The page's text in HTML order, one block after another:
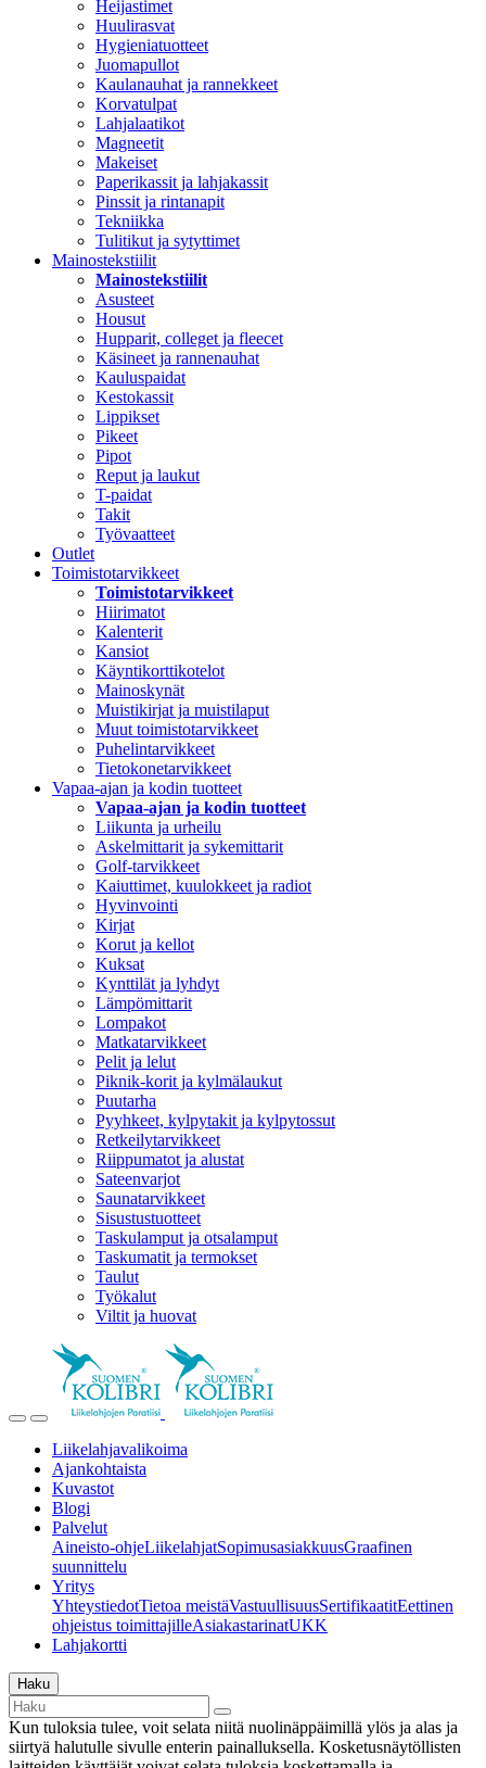
Heijastimet
Huulirasvat
Hygieniatuotteet
Juomapullot
Kaulanauhat ja rannekkeet
Korvatulpat
Lahjalaatikot
Magneetit
Makeiset
Paperikassit ja lahjakassit
Pinssit ja rintanapit
Tekniikka
Tulitikut ja sytyttimet
Mainostekstiilit
Mainostekstiilit
Asusteet
Housut
Hupparit, colleget ja fleecet
Käsineet ja rannenauhat
Kauluspaidat
Kestokassit
Lippikset
Pikeet
Pipot
Reput ja laukut
T-paidat
Takit
Työvaatteet
Outlet
Toimistotarvikkeet
Toimistotarvikkeet
Hiirimatot
Kalenterit
Kansiot
Käyntikorttikotelot
Mainoskynät
Muistikirjat ja muistilaput
Muut toimistotarvikkeet
Puhelintarvikkeet
Tietokonetarvikkeet
Vapaa-ajan ja kodin tuotteet
Vapaa-ajan ja kodin tuotteet
Liikunta ja urheilu
Askelmittarit ja sykemittarit
Golf-tarvikkeet
Kaiuttimet, kuulokkeet ja radiot
Hyvinvointi
Kirjat
Korut ja kellot
Kuksat
Kynttilät ja lyhdyt
Lämpömittarit
Lompakot
Matkatarvikkeet
Pelit ja lelut
Piknik-korit ja kylmälaukut
Puutarha
Pyyhkeet, kylpytakit ja kylpytossut
Retkeilytarvikkeet
Riippumatot ja alustat
Sateenvarjot
Saunatarvikkeet
Sisustustuotteet
Taskulamput ja otsalamput
Taskumatit ja termokset
Taulut
Työkalut
Viltit ja huovat
Liikelahjavalikoima
Ajankohtaista
Kuvastot
Blogi
Palvelut
Aineisto-ohjeLiikelahjatSopimusasiakkuusGraafinen
suunnittelu
Yritys
YhteystiedotTietoa meistäVastuullisuusSertifikaatitEettinen
ohjeistus toimittajilleAsiakastarinatUKK
Lahjakortti
Haku
Kun tuloksia tulee, voit selata niitä nuolinäppäimillä ylös ja alas ja
siirtyä halutulle sivulle enterin painalluksella. Kosketusnäytöllisten